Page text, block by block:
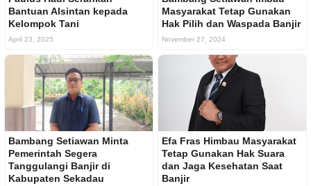
Bantuan Alsintan kepada
Kelompok Tani
April 23, 2025
Masyarakat Tetap Gunakan
Hak Pilih dan Waspada Banjir
November 27, 2024
Bambang Setiawan Minta
Pemerintah Segera
Tanggulangi Banjir di
Kabupaten Sekadau
Efa Fras Himbau Masyarakat
Tetap Gunakan Hak Suara
dan Jaga Kesehatan Saat
Banjir